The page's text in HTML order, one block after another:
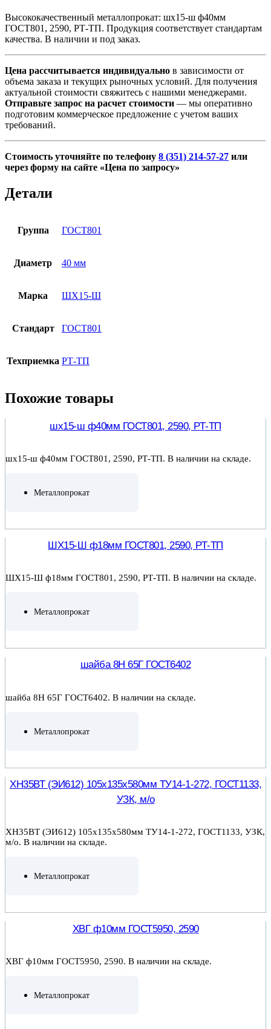
Высококачественный металлопрокат: шх15-ш ф40мм
ГОСТ801, 2590, РТ-ТП. Продукция соответствует стандартам
качества. В наличии и под заказ.
Цена рассчитывается индивидуально в зависимости от
объема заказа и текущих рыночных условий. Для получения
актуальной стоимости свяжитесь с нашими менеджерами.
Отправьте запрос на расчет стоимости — мы оперативно
подготовим коммерческое предложение с учетом ваших
требований.
Стоимость уточняйте по телефону 8 (351) 214-57-27 или
через форму на сайте «Цена по запросу»
Детали
Группа ГОСТ801
Диаметр 40 мм
Марка ШХ15-Ш
Стандарт ГОСТ801
Техприемка РТ-ТП
Похожие товары
шх15-ш ф40мм ГОСТ801, 2590, РТ-ТП
шх15-ш ф40мм ГОСТ801, 2590, РТ-ТП. В наличии на складе.
Металлопрокат
ШХ15-Ш ф18мм ГОСТ801, 2590, РТ-ТП
ШХ15-Ш ф18мм ГОСТ801, 2590, РТ-ТП. В наличии на складе.
Металлопрокат
шайба 8Н 65Г ГОСТ6402
шайба 8Н 65Г ГОСТ6402. В наличии на складе.
Металлопрокат
ХН35ВТ (ЭИ612) 105х135х580мм ТУ14-1-272, ГОСТ1133,
УЗК, м/о
ХН35ВТ (ЭИ612) 105х135х580мм ТУ14-1-272, ГОСТ1133, УЗК,
м/о. В наличии на складе.
Металлопрокат
ХВГ ф10мм ГОСТ5950, 2590
ХВГ ф10мм ГОСТ5950, 2590. В наличии на складе.
Металлопрокат